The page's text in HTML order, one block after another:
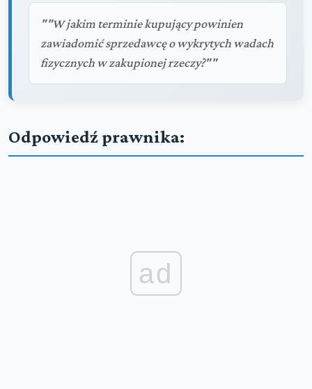
""W jakim terminie kupujący powinien
zawiadomić sprzedawcę o wykrytych wadach
fizycznych w zakupionej rzeczy?""
Odpowiedź prawnika:
ad